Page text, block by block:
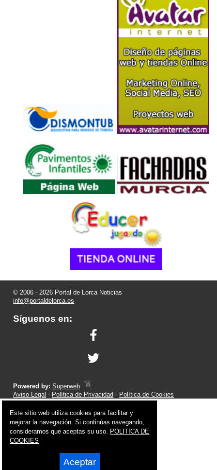
© 2006 - 2026 Portal de Lorca Noticias
info@portaldelorca.es
Síguenos en:
Powered by:Superweb
Aviso Legal - Política de Privacidad - Política de Cookies
Este sitio web utiliza cookies para facilitar y
mejorar la navegación. Si continúas navegando,
consideramos que aceptas su uso. POLITICA DE
COOKIES
Aceptar